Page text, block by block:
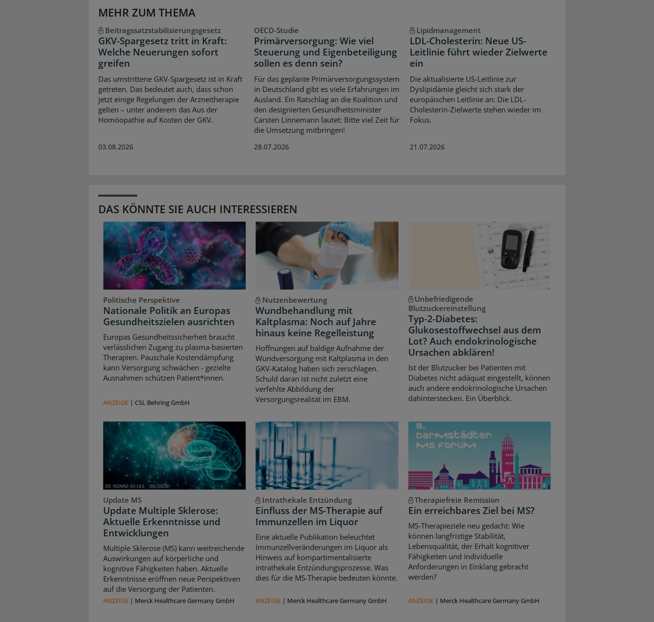
MEHR ZUM THEMA
Beitragssatzstabilisierungsgesetz
GKV-Spargesetz tritt in Kraft:
Welche Neuerungen sofort
greifen
Das umstrittene GKV-Spargesetz ist in Kraft
getreten. Das bedeutet auch, dass schon
jetzt einige Regelungen der Arzneitherapie
gelten – unter anderem das Aus der
Homöopathie auf Kosten der GKV.
03.08.2026
OECD-Studie
Primärversorgung: Wie viel
Steuerung und Eigenbeteiligung
sollen es denn sein?
Für das geplante Primärversorgungssystem
in Deutschland gibt es viele Erfahrungen im
Ausland. Ein Ratschlag an die Koalition und
den designierten Gesundheitsminister
Carsten Linnemann lautet: Bitte viel Zeit für
die Umsetzung mitbringen!
28.07.2026
Lipidmanagement
LDL-Cholesterin: Neue US-
Leitlinie führt wieder Zielwerte
ein
Die aktualisierte US-Leitlinie zur
Dyslipidämie gleicht sich stark der
europäischen Leitlinie an: Die LDL-
Cholesterin-Zielwerte stehen wieder im
Fokus.
21.07.2026
DAS KÖNNTE SIE AUCH INTERESSIEREN
Politische Perspektive
Nationale Politik an Europas
Gesundheitszielen ausrichten
Europas Gesundheitssicherheit braucht
verlässlichen Zugang zu plasma‑basierten
Therapien. Pauschale Kostendämpfung
kann Versorgung schwächen - gezielte
Ausnahmen schützen Patient*innen.
ANZEIGE | CSL Behring GmbH
Nutzenbewertung
Wundbehandlung mit
Kaltplasma: Noch auf Jahre
hinaus keine Regelleistung
Hoffnungen auf baldige Aufnahme der
Wundversorgung mit Kaltplasma in den
GKV-Katalog haben sich zerschlagen.
Schuld daran ist nicht zuletzt eine
verfehlte Abbildung der
Versorgungsrealität im EBM.
Unbefriedigende
Blutzuckereinstellung
Typ-2-Diabetes:
Glukosestoffwechsel aus dem
Lot? Auch endokrinologische
Ursachen abklären!
Ist der Blutzucker bei Patienten mit
Diabetes nicht adäquat eingestellt, können
auch andere endokrinologische Ursachen
dahinterstecken. Ein Überblick.
Update MS
Update Multiple Sklerose:
Aktuelle Erkenntnisse und
Entwicklungen
Multiple Sklerose (MS) kann weitreichende
Auswirkungen auf körperliche und
kognitive Fähigkeiten haben. Aktuelle
Erkenntnisse eröffnen neue Perspektiven
auf die Versorgung der Patienten.
ANZEIGE | Merck Healthcare Germany GmbH
Intrathekale Entzündung
Einfluss der MS-Therapie auf
Immunzellen im Liquor
Eine aktuelle Publikation beleuchtet
Immunzellveränderungen im Liquor als
Hinweis auf kompartimentalisierte
intrathekale Entzündungsprozesse. Was
dies für die MS-Therapie bedeuten könnte.
ANZEIGE | Merck Healthcare Germany GmbH
Therapiefreie Remission
Ein erreichbares Ziel bei MS?
MS-Therapieziele neu gedacht: Wie
können langfristige Stabilität,
Lebensqualität, der Erhalt kognitiver
Fähigkeiten und individuelle
Anforderungen in Einklang gebracht
werden?
ANZEIGE| Merck Healthcare Germany GmbH